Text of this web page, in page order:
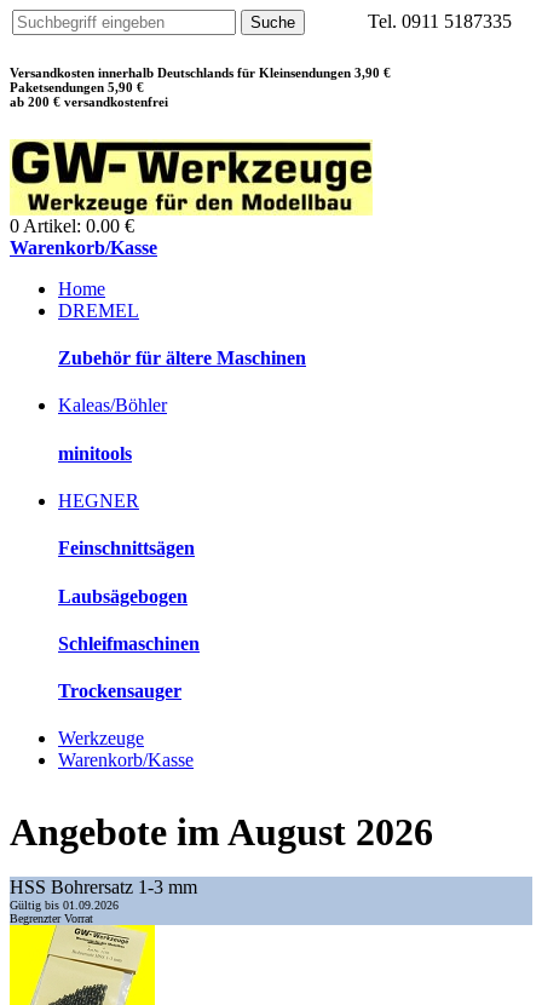
Tel. 0911 5187335
Versandkosten innerhalb Deutschlands für Kleinsendungen 3,90 €
Paketsendungen 5,90 €
ab 200 € versandkostenfrei
0 Artikel: 0.00 €
Warenkorb/Kasse
Home
DREMEL
Zubehör für ältere Maschinen
Kaleas/Böhler
minitools
HEGNER
Feinschnittsägen
Laubsägebogen
Schleifmaschinen
Trockensauger
Werkzeuge
Warenkorb/Kasse
Angebote im August 2026
HSS Bohrersatz 1-3 mm
Gültig bis 01.09.2026
Begrenzter Vorrat